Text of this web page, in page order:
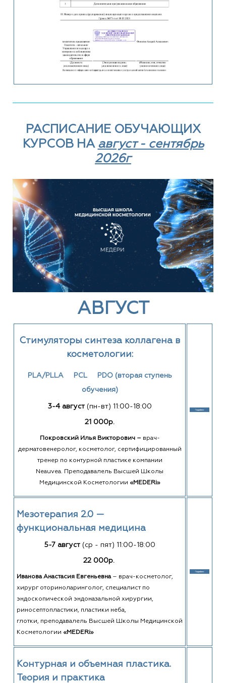
РАСПИСАНИЕ ОБУЧАЮЩИХ
КУРСОВ НА август - сентябрь
2026г
АВГУСТ
Стимуляторы синтеза коллагена в
косметологии:
PLA/PLLA PCL PDO (вторая ступень
обучения)
3-4 август (пн-вт) 11:00-18:00
21 000р.
Покровский Илья Викторович – врач-
дерматовенеролог, косметолог, сертифицированный
тренер по контурной пластике компании
Neauvea. Преподавалель Высшей Школы
Медицинской Косметологии «MEDERi»
Мезотерапия 2.0 —
функциональная медицина
5-7 август (ср - пят) 11:00-18:00
22 000р.
Иванова Анастасия Евгеньевна – врач-косметолог,
хирург оториноларинголог, специалист по
эндоскопической эндоназальной хирургии,
риносептопластики, пластики неба,
глотки, преподавалель Высшей Школы Медицинской
Косметологии «MEDERi»
Контурная и объемная пластика.
Теория и практика